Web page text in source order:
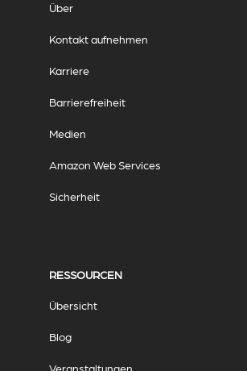
Über
Kontakt aufnehmen
Karriere
Barrierefreiheit
Medien
Amazon Web Services
Sicherheit
RESSOURCEN
Übersicht
Blog
Veranstaltungen